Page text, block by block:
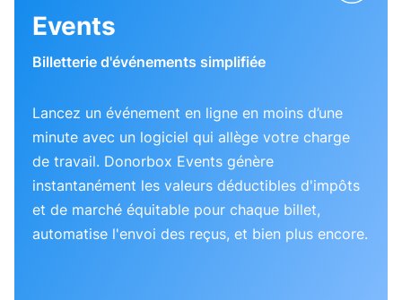
Events
Billetterie d'événements simplifiée
Lancez un événement en ligne en moins d’une
minute avec un logiciel qui allège votre charge
de travail. Donorbox Events génère
instantanément les valeurs déductibles d'impôts
et de marché équitable pour chaque billet,
automatise l'envoi des reçus, et bien plus encore.